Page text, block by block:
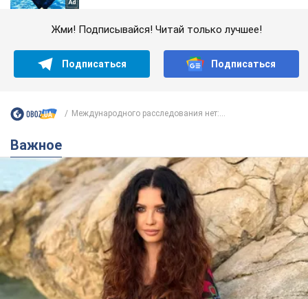
Жми! Подписывайся! Читай только лучшее!
Подписаться Подписаться
Международного расследования нет:...
Важное